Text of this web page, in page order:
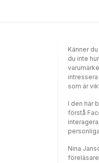
tiden?
som
Boken
dig att
kan
intervjuer
denna
övningar,
Känner
du inte
som är
I den här
förstå
Nina